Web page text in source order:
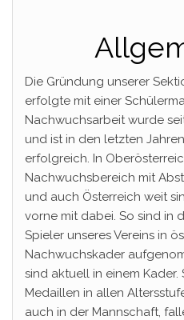
Die Gründung unserer
erfolgte mit einer
Nachwuchsarbeit wurde
und ist in den letzten
erfolgreich. In
Nachwuchsbereich mit
und auch Österreich weit
vorne mit dabei. So sind in
Spieler unseres Vereins in
Nachwuchskader
sind aktuell in einem
Medaillen in allen
auch in der Mannschaft,